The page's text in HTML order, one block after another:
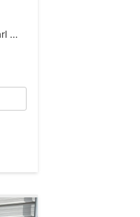
Cool White Pearl Metallic